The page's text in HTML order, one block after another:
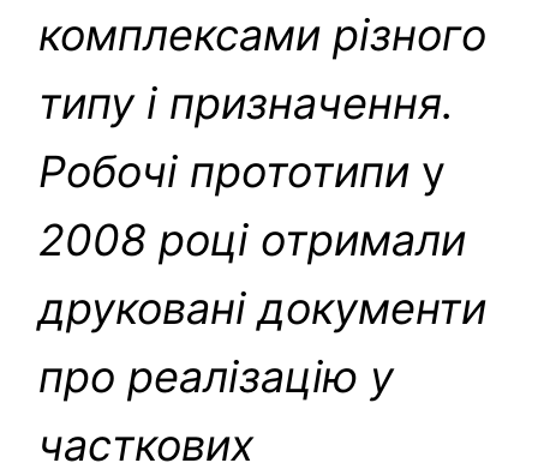
комплексами різного
типу і призначення.
Робочі прототипи у
2008 році отримали
друковані документи
про реалізацію у
часткових